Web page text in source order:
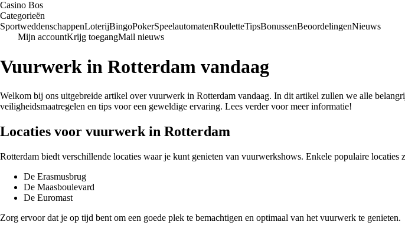
Casino Bos
Categorieën
SportweddenschappenLoterijBingoPokerSpeelautomatenRouletteTipsBonussenBeoordelingenNieuws
Mijn accountKrijg toegangMail nieuws
Vuurwerk in Rotterdam vandaag
Welkom bij ons uitgebreide artikel over vuurwerk in Rotterdam vandaag. In dit artikel zullen we alle
veiligheidsmaatregelen en tips voor een geweldige ervaring. Lees verder voor meer informatie!
Locaties voor vuurwerk in Rotterdam
Rotterdam biedt verschillende locaties waar je kunt genieten van vuurwerkshows. Enkele populaire locaties
De Erasmusbrug
De Maasboulevard
De Euromast
Zorg ervoor dat je op tijd bent om een goede plek te bemachtigen en optimaal van het vuurwerk te genieten.